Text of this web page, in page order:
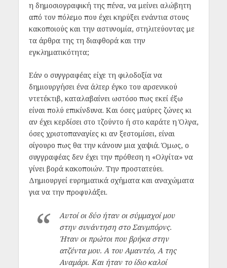
η δημοσιογραφική της πένα, να μείνει αλώβητη
από τον πόλεμο που έχει κηρύξει ενάντια στους
κακοποιούς και την αστυνομία, στηλιτεύοντας με
τα άρθρα της τη διαφθορά και την
εγκληματικότητα;
Εάν ο συγγραφέας είχε τη φιλοδοξία να
δημιουργήσει ένα άλτερ έγκο του αρσενικού
ντετέκτιβ, καταλαβαίνει ωστόσο πως εκεί έξω
είναι πολύ επικίνδυνα. Και όσες μαύρες ζώνες κι
αν έχει κερδίσει στο τζούντο ή στο καράτε η Όλγα,
όσες χριστοπαναγίες κι αν ξεστομίσει, είναι
σίγουρο πως θα την κάνουν μια χαψιά. Όμως, ο
συγγραφέας δεν έχει την πρόθεση η «Ολγίτα» να
γίνει βορά κακοποιών. Την προστατεύει.
Δημιουργεί ευρηματικά σχήματα και αναχώματα
για να την προφυλάξει.
Αυτοί οι δύο ήταν οι σύμμαχοί μου
στην συνάντηση στο Σανμπόρνς.
Ήταν οι πρώτοι που βρήκα στην
ατζέντα μου. Α του Αμαντέο, Α της
Αναμάρι. Και ήταν το ίδιο καλοί